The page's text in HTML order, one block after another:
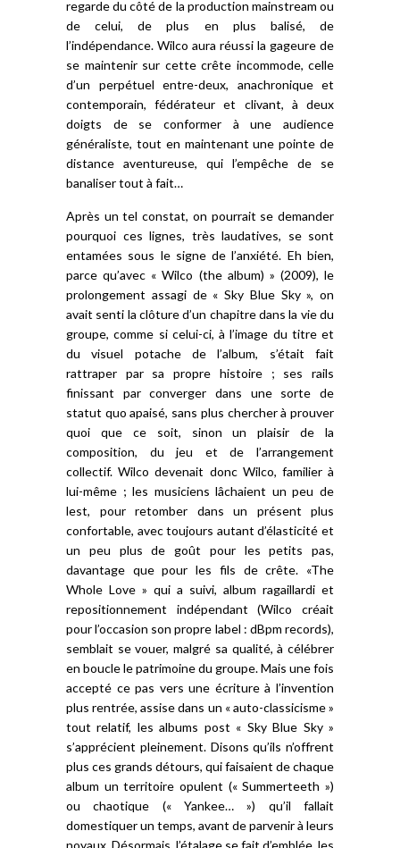
regarde du côté de la production mainstream ou
de celui, de plus en plus balisé, de
l’indépendance. Wilco aura réussi la gageure de
se maintenir sur cette crête incommode, celle
d’un perpétuel entre-deux, anachronique et
contemporain, fédérateur et clivant, à deux
doigts de se conformer à une audience
généraliste, tout en maintenant une pointe de
distance aventureuse, qui l’empêche de se
banaliser tout à fait…
Après un tel constat, on pourrait se demander
pourquoi ces lignes, très laudatives, se sont
entamées sous le signe de l’anxiété. Eh bien,
parce qu’avec « Wilco (the album) » (2009), le
prolongement assagi de « Sky Blue Sky », on
avait senti la clôture d’un chapitre dans la vie du
groupe, comme si celui-ci, à l’image du titre et
du visuel potache de l’album, s’était fait
rattraper par sa propre histoire ; ses rails
finissant par converger dans une sorte de
statut quo apaisé, sans plus chercher à prouver
quoi que ce soit, sinon un plaisir de la
composition, du jeu et de l’arrangement
collectif. Wilco devenait donc Wilco, familier à
lui-même ; les musiciens lâchaient un peu de
lest, pour retomber dans un présent plus
confortable, avec toujours autant d’élasticité et
un peu plus de goût pour les petits pas,
davantage que pour les fils de crête. «The
Whole Love » qui a suivi, album ragaillardi et
repositionnement indépendant (Wilco créait
pour l’occasion son propre label : dBpm records),
semblait se vouer, malgré sa qualité, à célébrer
en boucle le patrimoine du groupe. Mais une fois
accepté ce pas vers une écriture à l’invention
plus rentrée, assise dans un « auto-classicisme »
tout relatif, les albums post « Sky Blue Sky »
s’apprécient pleinement. Disons qu’ils n’offrent
plus ces grands détours, qui faisaient de chaque
album un territoire opulent (« Summerteeth »)
ou chaotique (« Yankee… ») qu’il fallait
domestiquer un temps, avant de parvenir à leurs
noyaux. Désormais, l’étalage se fait d’emblée, les